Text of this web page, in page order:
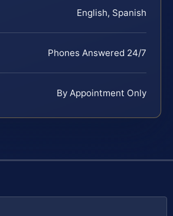
English, Spanish
Phones Answered 24/7
By Appointment Only